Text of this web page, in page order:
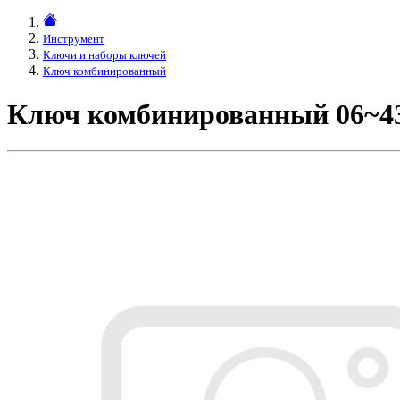
Инструмент
Ключи и наборы ключей
Ключ комбинированный
Ключ комбинированный